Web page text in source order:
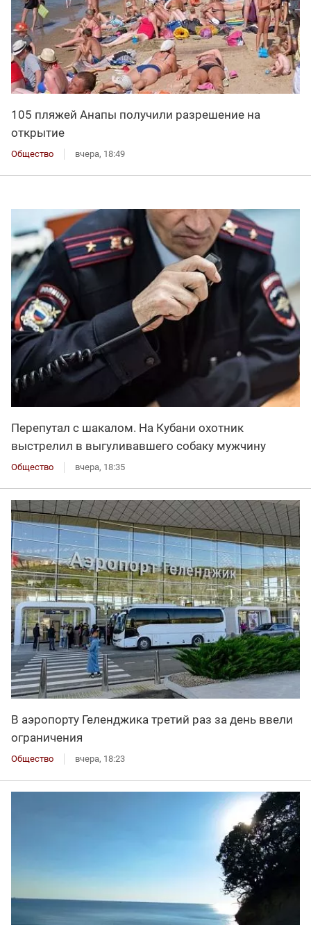
105 пляжей Анапы получили разрешение на
открытие
Общество вчера, 18:49
Перепутал с шакалом. На Кубани охотник
выстрелил в выгуливавшего собаку мужчину
Общество вчера, 18:35
В аэропорту Геленджика третий раз за день ввели
ограничения
Общество вчера, 18:23